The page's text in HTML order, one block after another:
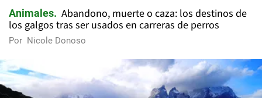
Animales
Abandono, muerte o caza: los destinos de
los galgos tras ser usados en carreras de perros
Por Nicole Donoso